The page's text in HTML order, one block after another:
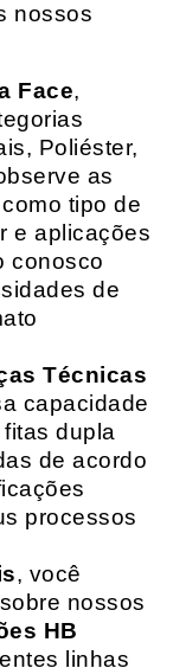
nossos
Face,
Poliéster,
as
tipo de
e aplicações
conosco
de
Técnicas
capacidade
dupla
de acordo
processos
, você
nossos
HB
linhas